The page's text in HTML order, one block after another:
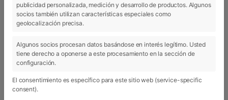
09 Dic 2016
publicidad personalizada, medición y desarrollo de productos. Algunos
socios también utilizan características especiales como
geolocalización precisa.
Algunos socios procesan datos basándose en interés legítimo. Usted
tiene derecho a oponerse a este procesamiento en la sección de
configuración.
El consentimiento es específico para este sitio web (service-specific
consent).